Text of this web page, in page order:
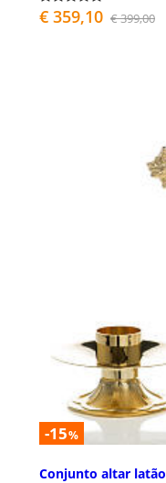
€ 359,10 € 399,00
-15%
Conjunto altar latão